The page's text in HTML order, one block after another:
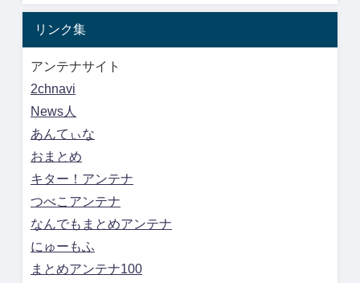
リンク集
アンテナサイト
2chnavi
News人
あんてぃな
おまとめ
キター！アンテナ
つべこアンテナ
なんでもまとめアンテナ
にゅーもふ
まとめアンテナ100